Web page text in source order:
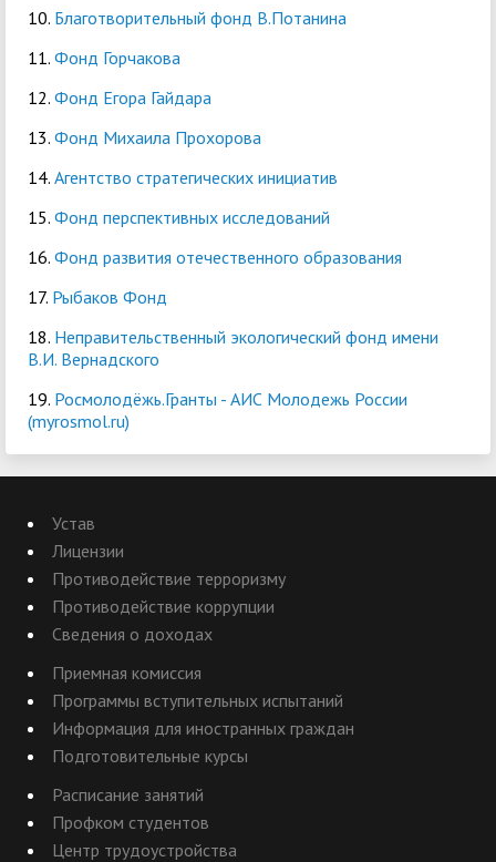
10. Благотворительный фонд В.Потанина
11. Фонд Горчакова
12. Фонд Егора Гайдара
13. Фонд Михаила Прохорова
14. Агентство стратегических инициатив
15. Фонд перспективных исследований
16. Фонд развития отечественного образования
17. Рыбаков Фонд
18. Неправительственный экологический фонд имени
В.И. Вернадского
19. Росмолодёжь.Гранты - АИС Молодежь России
(myrosmol.ru)
Устав
Лицензии
Противодействие терроризму
Противодействие коррупции
Сведения о доходах
Приемная комиссия
Программы вступительных испытаний
Информация для иностранных граждан
Подготовительные курсы
Расписание занятий
Профком студентов
Центр трудоустройства